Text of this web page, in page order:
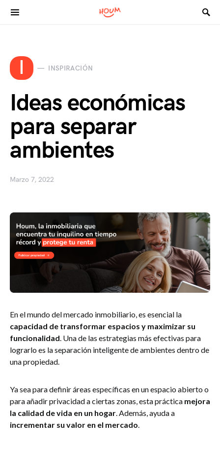
Search for:
I INSPIRACIÓN
Ideas económicas
para separar
ambientes
Marzo 7, 2022
En el mundo del mercado inmobiliario, es esencial la
capacidad de transformar espacios y maximizar su
funcionalidad. Una de las estrategias más efectivas para
lograrlo es la separación inteligente de ambientes dentro de
una propiedad.
Ya sea para definir áreas específicas en un espacio abierto o
para añadir privacidad a ciertas zonas, esta práctica mejora
la calidad de vida en un hogar. Además, ayuda a
incrementar su valor en el mercado.